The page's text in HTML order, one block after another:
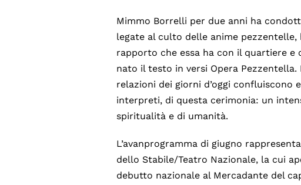
Mimmo Borrelli per due anni ha
legate al culto delle anime
rapporto che essa ha con il quartiere
nato il testo in versi Opera
relazioni dei giorni d’oggi confluiscono
interpreti, di questa cerimonia: un
spiritualità e di umanità.
L’avanprogramma di giugno
dello Stabile/Teatro Nazionale, la cui
debutto nazionale al Mercadante del